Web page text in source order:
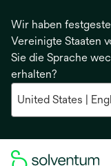
Wir haben
Vereinigte Staaten
Sie die Sprache
erhalten?